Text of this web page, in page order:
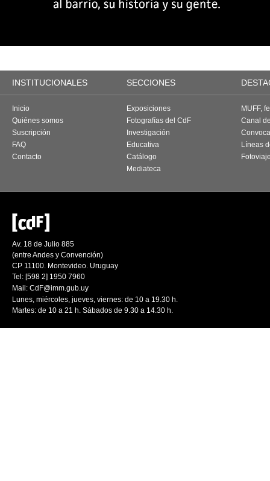
INSTITUCIONALES SECCIONES
Inicio
Quiénes somos
Suscripción
FAQ
Contacto
Exposiciones
Fotografías del CdF
Investigación
Educativa
Catálogo
Mediateca
MUFF,
Canal
Líneas
Av. 18 de Julio 885
(entre Andes y Convención)
CP 11100. Montevideo. Uruguay
Tel: [598 2] 1950 7960
Mail: CdF@imm.gub.uy
Lunes, miércoles, jueves, viernes: de 10 a 19.30 h.
Martes: de 10 a 21 h. Sábados de 9.30 a 14.30 h.